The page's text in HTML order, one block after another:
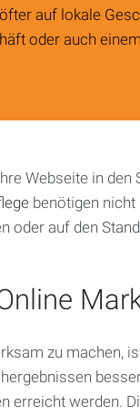
auf lokale
oder auch
Webseite in
benötigen
auf den
zu
erreicht werden.